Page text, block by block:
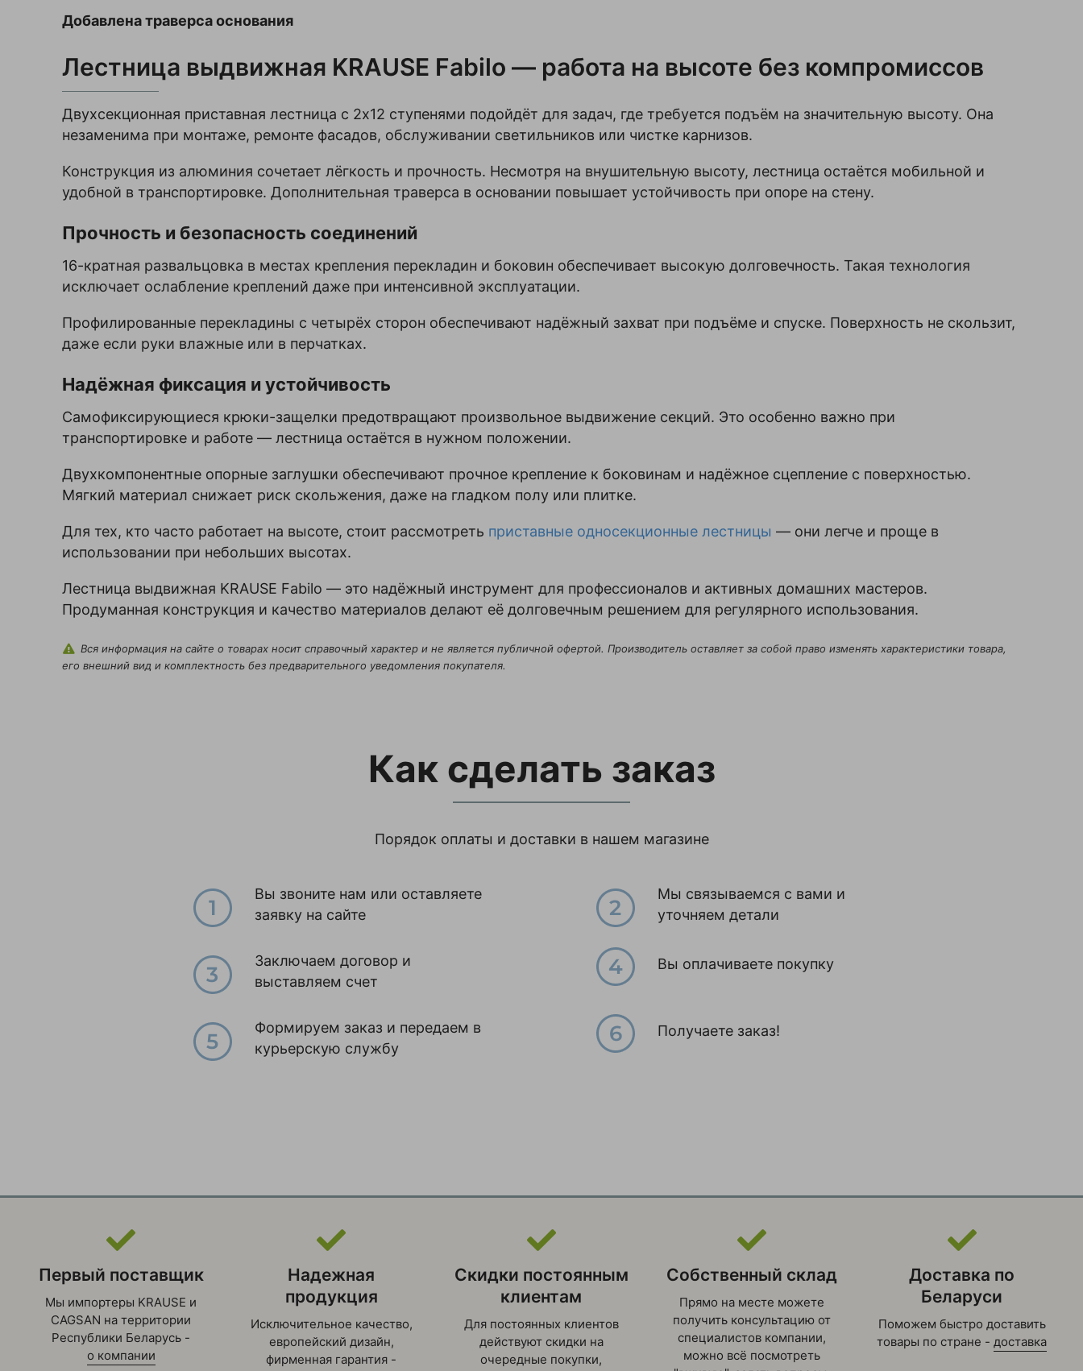
Добавлена траверса основания​
Лестница выдвижная KRAUSE Fabilo — работа на высоте без компромиссов
Двухсекционная приставная лестница с 2x12 ступенями подойдёт для задач, где требуется подъём на значительную высоту. Она
незаменима при монтаже, ремонте фасадов, обслуживании светильников или чистке карнизов.
Конструкция из алюминия сочетает лёгкость и прочность. Несмотря на внушительную высоту, лестница остаётся мобильной и
удобной в транспортировке. Дополнительная траверса в основании повышает устойчивость при опоре на стену.
Прочность и безопасность соединений
16-кратная развальцовка в местах крепления перекладин и боковин обеспечивает высокую долговечность. Такая технология
исключает ослабление креплений даже при интенсивной эксплуатации.
Профилированные перекладины с четырёх сторон обеспечивают надёжный захват при подъёме и спуске. Поверхность не скользит,
даже если руки влажные или в перчатках.
Надёжная фиксация и устойчивость
Самофиксирующиеся крюки-защелки предотвращают произвольное выдвижение секций. Это особенно важно при
транспортировке и работе — лестница остаётся в нужном положении.
Двухкомпонентные опорные заглушки обеспечивают прочное крепление к боковинам и надёжное сцепление с поверхностью.
Мягкий материал снижает риск скольжения, даже на гладком полу или плитке.
Для тех, кто часто работает на высоте, стоит рассмотреть приставные односекционные лестницы — они легче и проще в
использовании при небольших высотах.
Лестница выдвижная KRAUSE Fabilo — это надёжный инструмент для профессионалов и активных домашних мастеров.
Продуманная конструкция и качество материалов делают её долговечным решением для регулярного использования.
лестница
Количество
ступеней
24
Количество
секций
2
Верхняя
площадка
Нет
Поручни
Нет
Цветсеребристый
Я согласен с
Политикой
данного сайта
Вся информация на сайте о товарах носит справочный характер и не является публичной офертой. Производитель оставляет за собой право изменять характеристики товара,
его внешний вид и комплектность без предварительного уведомления покупателя.
Как сделать заказ
Порядок оплаты и доставки в нашем магазине
Вы звоните нам или оставляете
заявку на сайте
Мы связываемся с вами и
уточняем детали
Заключаем договор и
выставляем счет
Вы оплачиваете покупку
Формируем заказ и передаем в
курьерскую службу
Получаете заказ!
Первый поставщик
Мы импортеры KRAUSE и
CAGSAN на территории
Республики Беларусь -
о компании
Надежная
продукция
Исключительное качество,
европейский дизайн,
фирменная гарантия -
Скидки постоянным
клиентам
Для постоянных клиентов
действуют скидки на
очередные покупки,
Собственный склад
Прямо на месте можете
получить консультацию от
специалистов компании,
можно всё посмотреть
Доставка по
Беларуси
Поможем быстро доставить
товары по стране -доставка